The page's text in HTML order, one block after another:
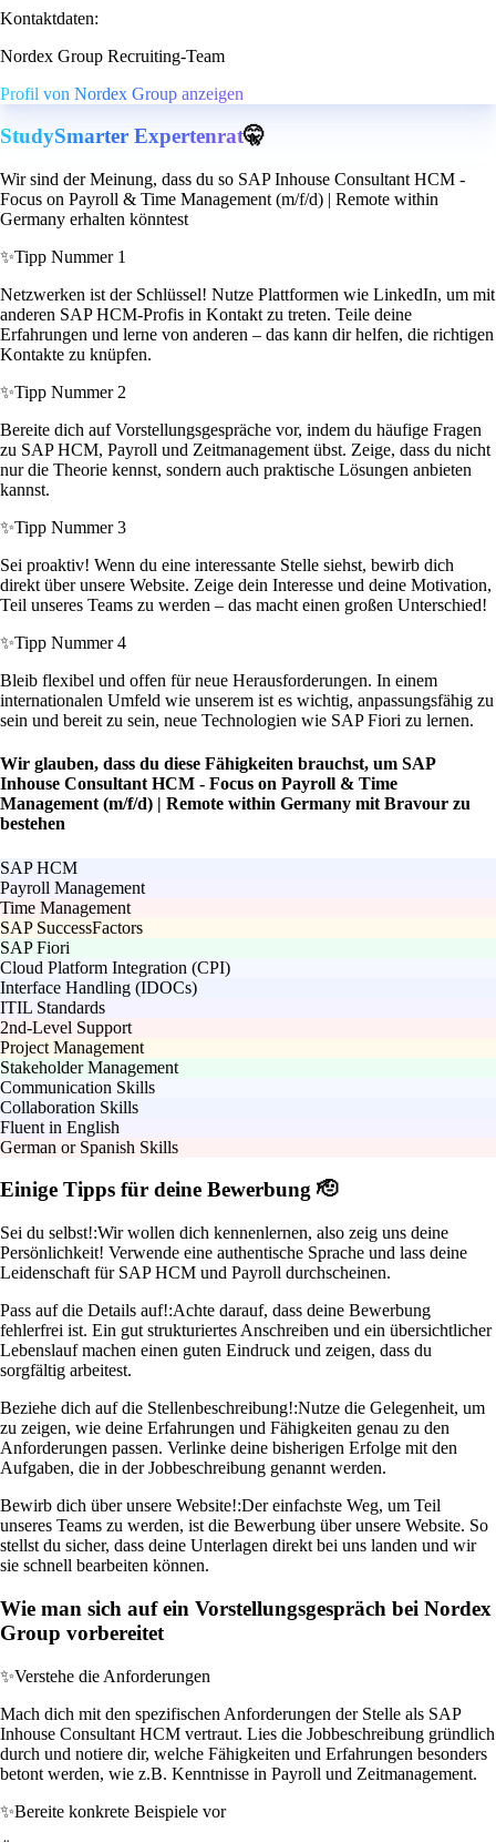
Kontaktdaten:
Nordex Group Recruiting-Team
Profil von Nordex Group anzeigen
StudySmarter Expertenrat🤫
Wir sind der Meinung, dass du so SAP Inhouse Consultant HCM -
Focus on Payroll & Time Management (m/f/d) | Remote within
Germany erhalten könntest
✨Tipp Nummer 1
Netzwerken ist der Schlüssel! Nutze Plattformen wie LinkedIn, um mit
anderen SAP HCM-Profis in Kontakt zu treten. Teile deine
Erfahrungen und lerne von anderen – das kann dir helfen, die richtigen
Kontakte zu knüpfen.
✨Tipp Nummer 2
Bereite dich auf Vorstellungsgespräche vor, indem du häufige Fragen
zu SAP HCM, Payroll und Zeitmanagement übst. Zeige, dass du nicht
nur die Theorie kennst, sondern auch praktische Lösungen anbieten
kannst.
✨Tipp Nummer 3
Sei proaktiv! Wenn du eine interessante Stelle siehst, bewirb dich
direkt über unsere Website. Zeige dein Interesse und deine Motivation,
Teil unseres Teams zu werden – das macht einen großen Unterschied!
✨Tipp Nummer 4
Bleib flexibel und offen für neue Herausforderungen. In einem
internationalen Umfeld wie unserem ist es wichtig, anpassungsfähig zu
sein und bereit zu sein, neue Technologien wie SAP Fiori zu lernen.
Wir glauben, dass du diese Fähigkeiten brauchst, um SAP
Inhouse Consultant HCM - Focus on Payroll & Time
Management (m/f/d) | Remote within Germany mit Bravour zu
bestehen
SAP HCM
Payroll Management
Time Management
SAP SuccessFactors
SAP Fiori
Cloud Platform Integration (CPI)
Interface Handling (IDOCs)
ITIL Standards
2nd-Level Support
Project Management
Stakeholder Management
Communication Skills
Collaboration Skills
Fluent in English
German or Spanish Skills
Einige Tipps für deine Bewerbung 🫡
Sei du selbst!:Wir wollen dich kennenlernen, also zeig uns deine
Persönlichkeit! Verwende eine authentische Sprache und lass deine
Leidenschaft für SAP HCM und Payroll durchscheinen.
Pass auf die Details auf!:Achte darauf, dass deine Bewerbung
fehlerfrei ist. Ein gut strukturiertes Anschreiben und ein übersichtlicher
Lebenslauf machen einen guten Eindruck und zeigen, dass du
sorgfältig arbeitest.
Beziehe dich auf die Stellenbeschreibung!:Nutze die Gelegenheit, um
zu zeigen, wie deine Erfahrungen und Fähigkeiten genau zu den
Anforderungen passen. Verlinke deine bisherigen Erfolge mit den
Aufgaben, die in der Jobbeschreibung genannt werden.
Bewirb dich über unsere Website!:Der einfachste Weg, um Teil
unseres Teams zu werden, ist die Bewerbung über unsere Website. So
stellst du sicher, dass deine Unterlagen direkt bei uns landen und wir
sie schnell bearbeiten können.
Wie man sich auf ein Vorstellungsgespräch bei Nordex
Group vorbereitet
✨Verstehe die Anforderungen
Mach dich mit den spezifischen Anforderungen der Stelle als SAP
Inhouse Consultant HCM vertraut. Lies die Jobbeschreibung gründlich
durch und notiere dir, welche Fähigkeiten und Erfahrungen besonders
betont werden, wie z.B. Kenntnisse in Payroll und Zeitmanagement.
✨Bereite konkrete Beispiele vor